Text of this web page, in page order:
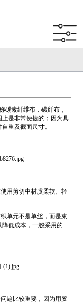
素纤维布，碳纤布，
是非常便捷的；因为具
重及截面尺寸。
用剪切中材质柔软、轻
单元不是单丝，而是束
低成本，一般采用的
题比较重要，因为用胶